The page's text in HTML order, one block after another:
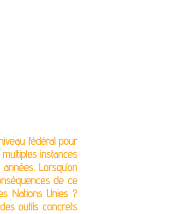
fédéral pour
instances
Lorsqu’on
de ce
Nations Unies ?
outils concrets